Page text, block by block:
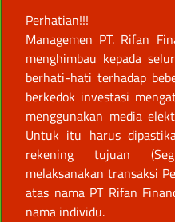
Perhatian!!!
Managemen PT. Rifan
menghimbau kepada
berhati-hati terhadap
berkedok investasi
menggunakan media
Untuk itu harus
rekening tujuan
melaksanakan transaksi
atas nama PT Rifan
nama individu.